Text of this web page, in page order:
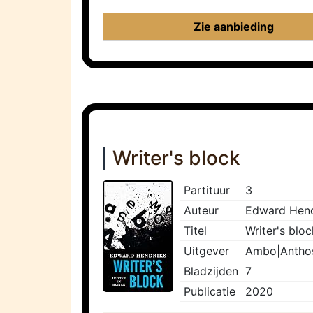
Zie aanbieding
Writer's block
Partituur
3
Auteur
Edward
Titel
Writer's
Uitgever
Bladzijden 7
Publicatie
2020